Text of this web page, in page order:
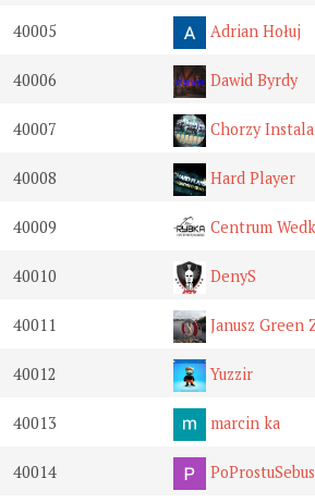
40005 Adrian Hołuj
40006 Dawid Byrdy
40007 Chorzy
40008 Hard Player
40009 Centrum
40010 DenyS
40011 Janusz Green
40012 Yuzzir
40013 marcin ka
40014